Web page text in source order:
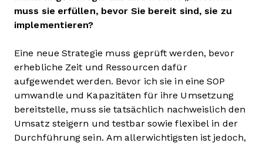
muss sie erfüllen, bevor Sie bereit sind, sie zu
implementieren?
Eine neue Strategie muss geprüft werden, bevor
erhebliche Zeit und Ressourcen dafür
aufgewendet werden. Bevor ich sie in eine SOP
umwandle und Kapazitäten für ihre Umsetzung
bereitstelle, muss sie tatsächlich nachweislich den
Umsatz steigern und testbar sowie flexibel in der
Durchführung sein. Am allerwichtigsten ist jedoch,